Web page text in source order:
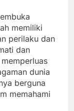
memiliki
perilaku dan
dan
dunia
berguna
memahami